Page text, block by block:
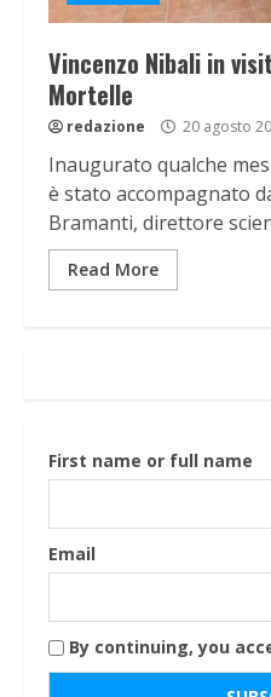
Vincenzo Nibali in
Mortelle
redazione 20 agosto
Inaugurato qualche
è stato accompagnato
Bramanti, direttore
Read More
First name or full name
Email
By continuing, you